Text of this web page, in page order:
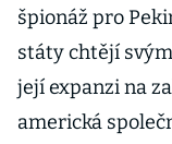
špionáž pro
státy chtějí
její expanzi na
americká